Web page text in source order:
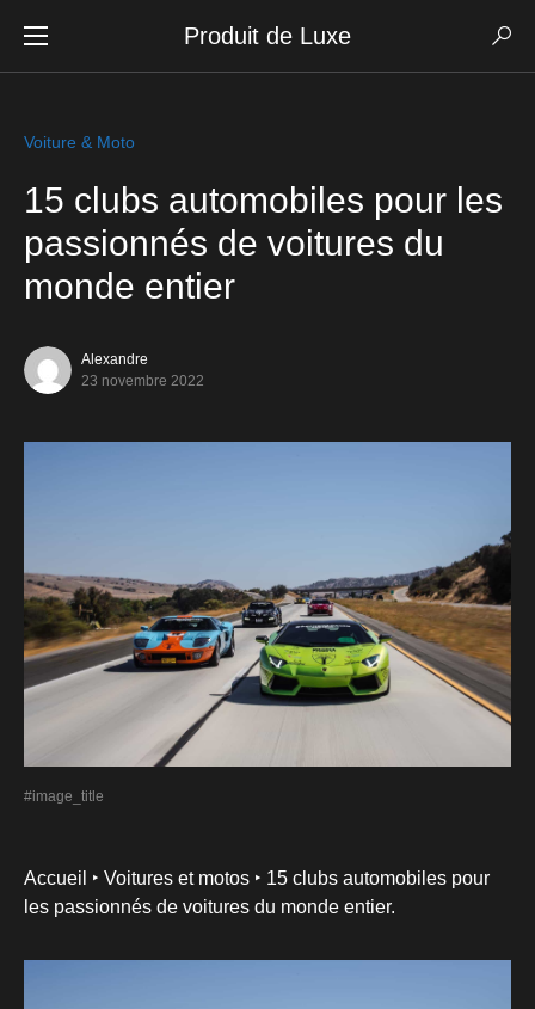
Produit de Luxe
Voiture & Moto
15 clubs automobiles pour les
passionnés de voitures du
monde entier
Alexandre
23 novembre 2022
#image_title
Accueil ‣ Voitures et motos ‣ 15 clubs automobiles pour
les passionnés de voitures du monde entier.